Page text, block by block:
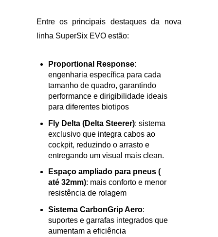
Entre os principais destaques
Proportional Response:
engenhariaespecífica para cada
tamanhode quadro, garantindo
performance e dirigibilidade ideais
paradiferentes biotipos
Fly Delta (Delta Steerer): sistema
exclusivoque integra cabos ao
cockpit,reduzindo o arrasto e
entregando um visual mais clean.
Espaço ampliado para pneus (
até 32mm) : mais conforto e
resistência de rolagem
Sistema CarbonGrip Aero: